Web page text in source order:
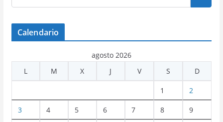
Calendario
agosto 2026
L
M X J V S D
1 2
3 4 5 6 7 8 9